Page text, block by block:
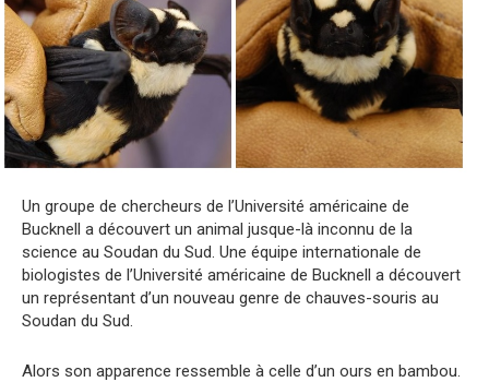
Un groupe de chercheurs de l’Université américaine de
Bucknell a découvert un animal jusque-là inconnu de la
science au Soudan du Sud. Une équipe internationale de
biologistes de l’Université américaine de Bucknell a découvert
un représentant d’un nouveau genre de chauves-souris au
Soudan du Sud.
Alors son apparence ressemble à celle d’un ours en bambou.